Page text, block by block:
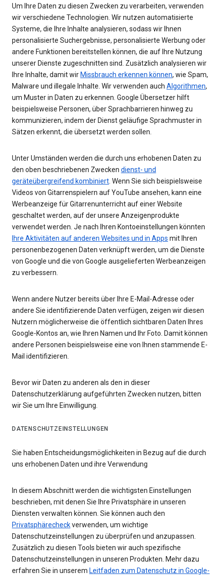
Um Ihre Daten zu diesen Zwecken zu verarbeiten, verwenden
wir verschiedene Technologien. Wir nutzen automatisierte
Systeme, die Ihre Inhalte analysieren, sodass wir Ihnen
personalisierte Suchergebnisse, personalisierte Werbung oder
andere Funktionen bereitstellen können, die auf Ihre Nutzung
unserer Dienste zugeschnitten sind. Zusätzlich analysieren wir
Ihre Inhalte, damit wir Missbrauch erkennen können, wie Spam,
Malware und illegale Inhalte. Wir verwenden auch Algorithmen,
um Muster in Daten zu erkennen. Google Übersetzer hilft
beispielsweise Personen, über Sprachbarrieren hinweg zu
kommunizieren, indem der Dienst geläufige Sprachmuster in
Sätzen erkennt, die übersetzt werden sollen.
Unter Umständen werden die durch uns erhobenen Daten zu
den oben beschriebenen Zwecken dienst- und
geräteübergreifend kombiniert . Wenn Sie sich beispielsweise
Videos von Gitarrenspielern auf YouTube ansehen, kann eine
Werbeanzeige für Gitarrenunterricht auf einer Website
geschaltet werden, auf der unsere Anzeigenprodukte
verwendet werden. Je nach Ihren Kontoeinstellungen könnten
Ihre Aktivitäten auf anderen Websites und in Apps mit Ihren
personenbezogenen Daten verknüpft werden, um die Dienste
von Google und die von Google ausgelieferten Werbeanzeigen
zu verbessern.
Wenn andere Nutzer bereits über Ihre E-Mail-Adresse oder
andere Sie identifizierende Daten verfügen, zeigen wir diesen
Nutzern möglicherweise die öffentlich sichtbaren Daten Ihres
Google-Kontos an, wie Ihren Namen und Ihr Foto. Damit können
andere Personen beispielsweise eine von Ihnen stammende E-
Mail identifizieren.
Bevor wir Daten zu anderen als den in dieser
Datenschutzerklärung aufgeführten Zwecken nutzen, bitten
wir Sie um Ihre Einwilligung.
DATENSCHUTZEINSTELLUNGEN
Sie haben Entscheidungsmöglichkeiten in Bezug auf die durch
uns erhobenen Daten und ihre Verwendung
In diesem Abschnitt werden die wichtigsten Einstellungen
beschrieben, mit denen Sie Ihre Privatsphäre in unseren
Diensten verwalten können. Sie können auch den
Privatsphärecheckverwenden, um wichtige
Datenschutzeinstellungen zu überprüfen und anzupassen.
Zusätzlich zu diesen Tools bieten wir auch spezifische
Datenschutzeinstellungen in unseren Produkten. Mehr dazu
erfahren Sie in unserem Leitfaden zum Datenschutz in Google-